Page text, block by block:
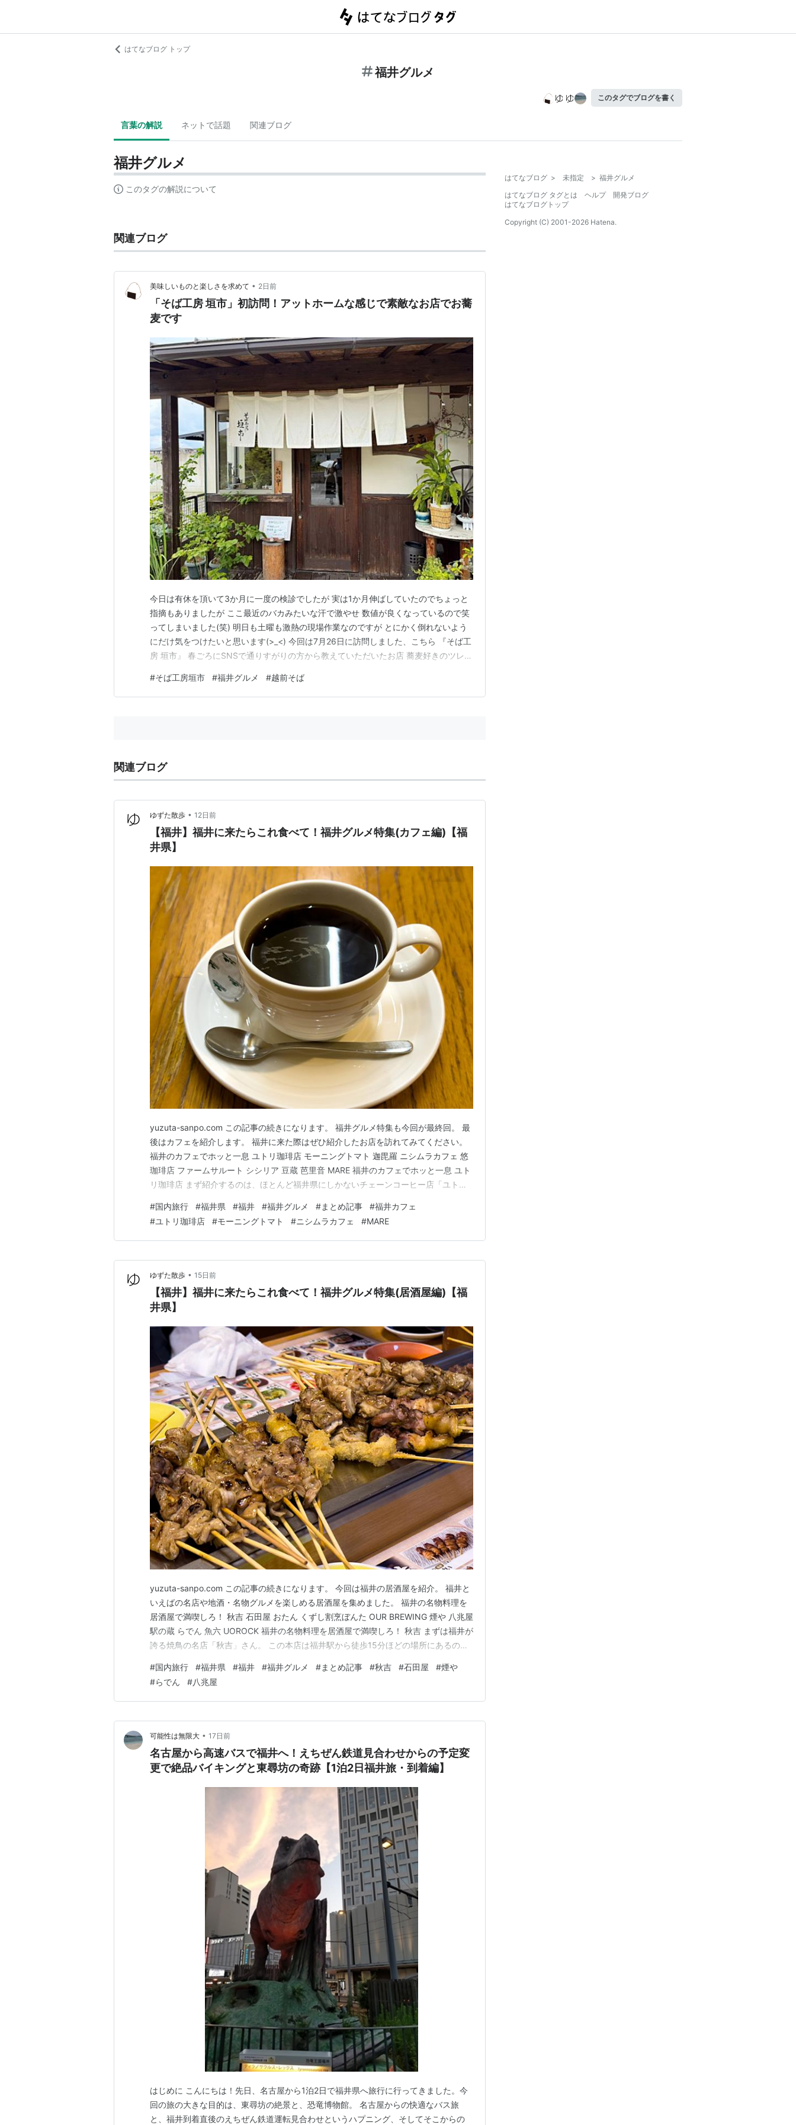
はてなブログ トップ
福井グルメ
このタグでブログを書く
言葉の解説 ネットで話題 関連ブログ
福井グルメ
このタグの解説について
関連ブログ
美味しいものと楽しさを求めて • 2日前
「そば工房 垣市」初訪問！アットホームな感じで素敵なお店でお蕎
麦です
今日は有休を頂いて3か月に一度の検診でしたが 実は1か月伸ばしていたのでちょっと
指摘もありましたが ここ最近のバカみたいな汗で激やせ 数値が良くなっているので笑
ってしまいました(笑) 明日も土曜も激熱の現場作業なのですが とにかく倒れないよう
にだけ気をつけたいと思います(>_<) 今回は7月26日に訪問しました、こちら 『そば工
房 垣市』 春ごろにSNSで通りすがりの方から教えていただいたお店 蕎麦好きのツレに
ので撮れませんでしたm(_ _)m ざる・おろし・とろろの3種類、 後は週末限定のいなり
ずし・おろしとざ…
#そば工房垣市 #福井グルメ #越前そば
関連ブログ
ゆずた散歩 • 12日前
【福井】福井に来たらこれ食べて！福井グルメ特集(カフェ編)【福
井県】
yuzuta-sanpo.com この記事の続きになります。 福井グルメ特集も今回が最終回。 最
後はカフェを紹介します。 福井に来た際はぜひ紹介したお店を訪れてみてください。
福井のカフェでホッと一息 ユトリ珈琲店 モーニングトマト 迦毘羅 ニシムラカフェ 悠
珈琲店 ファームサルート シシリア 豆蔵 芭里音 MARE 福井のカフェでホッと一息 ユト
リ珈琲店 まず紹介するのは、ほとんど福井県にしかないチェーンコーヒー店「ユトリ
とたっぷり楽しめる。 一緒に食べてほしいのが「フレンチクロワッサン」。 食後のお
腹いっぱいの時…
#国内旅行 #福井県 #福井 #福井グルメ #まとめ記事 #福井カフェ
#ユトリ珈琲店 #モーニングトマト #ニシムラカフェ #MARE
ゆずた散歩 • 15日前
【福井】福井に来たらこれ食べて！福井グルメ特集(居酒屋編)【福
井県】
yuzuta-sanpo.com この記事の続きになります。 今回は福井の居酒屋を紹介。 福井と
いえばの名店や地酒・名物グルメを楽しめる居酒屋を集めました。 福井の名物料理を
居酒屋で満喫しろ！ 秋吉 石田屋 おたん くずし割烹ぼんた OUR BREWING 煙や 八兆屋
駅の蔵 らでん 魚六 UOROCK 福井の名物料理を居酒屋で満喫しろ！ 秋吉 まずは福井が
誇る焼鳥の名店「秋吉」さん。 この本店は福井駅から徒歩15分ほどの場所にあるのだ
このプレートに注文した焼き鳥が並ぶ。 1セットが5本なので、このように大量に…
#国内旅行 #福井県 #福井 #福井グルメ #まとめ記事 #秋吉 #石田屋 #煙や
#らでん #八兆屋
可能性は無限大 • 17日前
名古屋から高速バスで福井へ！えちぜん鉄道見合わせからの予定変
更で絶品バイキングと東尋坊の奇跡【1泊2日福井旅・到着編】
はじめに こんにちは！先日、名古屋から1泊2日で福井県へ旅行に行ってきました。今
回の旅の大きな目的は、東尋坊の絶景と、恐竜博物館。 名古屋からの快適なバス旅
と、福井到着直後のえちぜん鉄道運転見合わせというハプニング、そしてそこからの
はてなブログ > 未指定 > 福井グルメ
はてなブログ タグとは
ヘルプ
開発ブログ
はてなブログトップ
Copyright (C) 2001-2026 Hatena.